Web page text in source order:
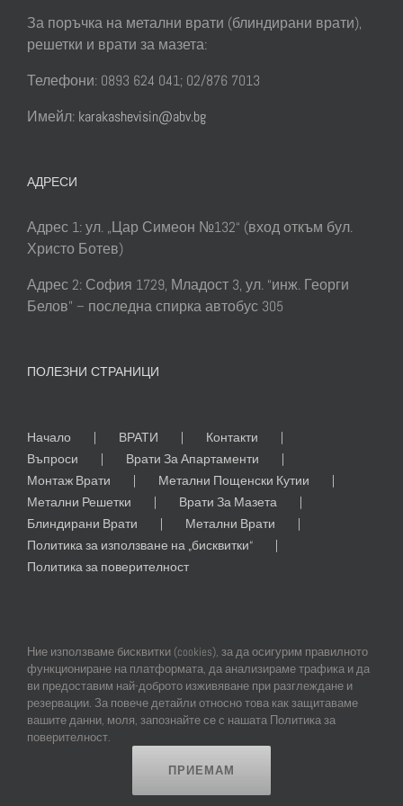
За поръчка на метални врати (блиндирани врати),
решетки и врати за мазета:
Телефони: 0893 624 041; 02/876 7013
Имейл: karakashevisin@abv.bg
АДРЕСИ
Адрес 1: ул. „Цар Симеон №132“ (вход откъм бул.
Христо Ботев)
Адрес 2: София 1729, Младост 3, ул. “инж. Георги
Белов” – последна спирка автобус 305
ПОЛЕЗНИ СТРАНИЦИ
Начало ВРАТИ
Контакти
Въпроси
Врати За Апартаменти
Монтаж Врати
Метални Пощенски Кутии
Метални Решетки
Врати За Мазета
Блиндирани Врати
Метални Врати
Политика за използване на „бисквитки“
Политика за поверителност
© Copyright2026 | All Rights Reserved | Professional Web Design and
SEO byOnline Creations Ltd
Facebook
Ние използваме бисквитки (cookies), за да осигурим правилното
функциониране на платформата, да анализираме трафика и да
ви предоставим най-доброто изживяване при разглеждане и
резервации. За повече детайли относно това как защитаваме
вашите данни, моля, запознайте се с нашата Политика за
поверителност.
ПРИЕМАМ